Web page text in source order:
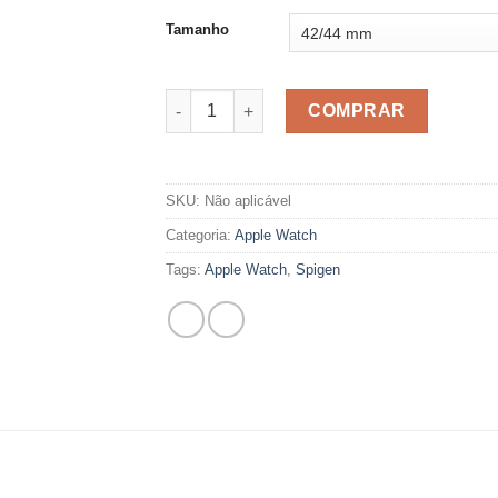
Tamanho
Pulseira para Apple Watch - Air Fit - Preta -
COMPRAR
SKU: Não aplicável
Categoria: Apple Watch
Tags: Apple Watch Spigen